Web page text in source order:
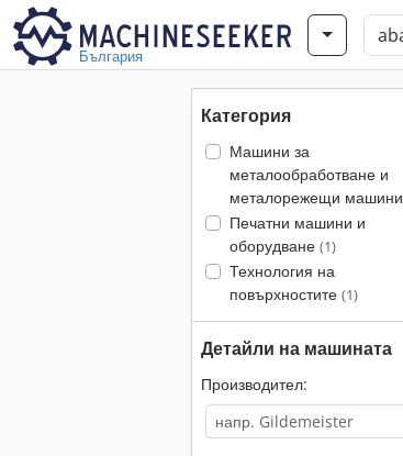
България
Категория
Машини за
металообработване и
металорежещи машини
Печатни машини и
оборудване (1)
Технология на
повърхностите (1)
Детайли на машината
Производител: